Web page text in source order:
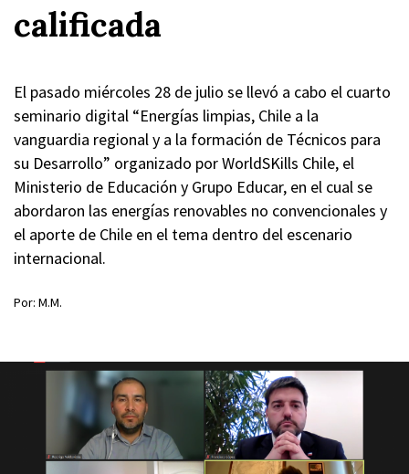
calificada
El pasado miércoles 28 de julio se llevó a cabo el cuarto
seminario digital “Energías limpias, Chile a la
vanguardia regional y a la formación de Técnicos para
su Desarrollo” organizado por WorldSKills Chile, el
Ministerio de Educación y Grupo Educar, en el cual se
abordaron las energías renovables no convencionales y
el aporte de Chile en el tema dentro del escenario
internacional.
Por: M.M.